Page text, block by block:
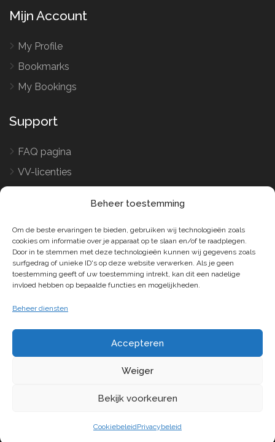
Beheer toestemming
Om de beste ervaringen te bieden, gebruiken wij technologieën zoals
cookies om informatie over je apparaat op te slaan en/of te raadplegen.
Door in te stemmen met deze technologieën kunnen wij gegevens zoals
surfgedrag of unieke ID's op deze website verwerken. Als je geen
toestemming geeft of uw toestemming intrekt, kan dit een nadelige
invloed hebben op bepaalde functies en mogelijkheden.
Beheer diensten
Accepteren
Weiger
Bekijk voorkeuren
CookiebeleidPrivacybeleid
Mijn Account
My Profile
Bookmarks
My Bookings
Support
FAQ pagina
VV-licenties
Voorwaarden en Privacy
Algemene Voorwaarden
Cookiebeleid
Copyright © Localistings
- BE0837.341.810 - RPR: